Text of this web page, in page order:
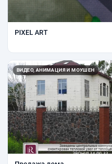
PIXEL ART
ВИДЕО, АНИМАЦИЯ И МОУШЕН